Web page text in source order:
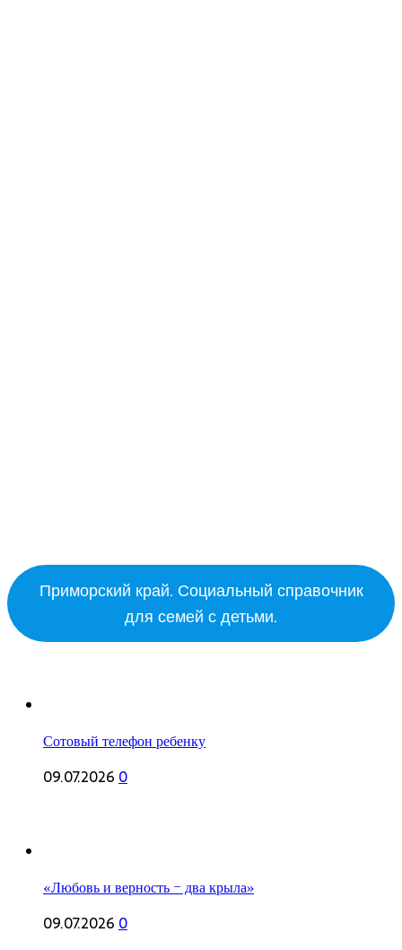
Приморский край. Социальный справочник
для семей с детьми.
Сотовый телефон ребенку
09.07.20260
«Любовь и верность – два крыла»
09.07.20260